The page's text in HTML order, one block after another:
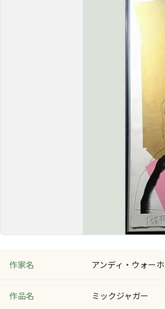
作家名 アンディ・ウォー
作品名 ミックジャガー